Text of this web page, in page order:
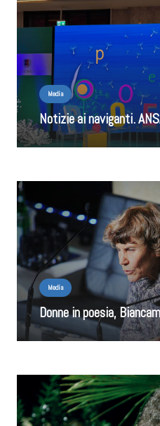
Media
Notizie ai naviganti.
Media
Donne in poesia,